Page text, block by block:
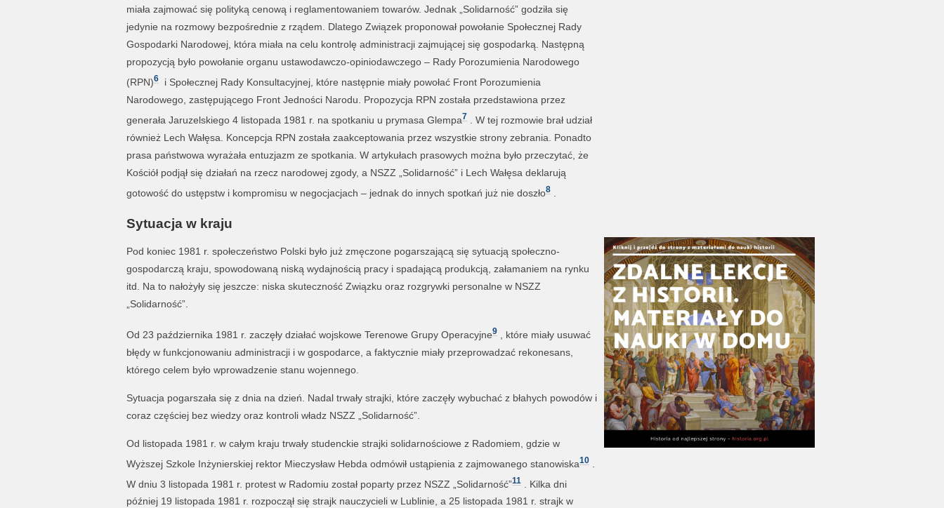
miała zajmować się polityką cenową i reglamentowaniem towarów. Jednak „Solidarność” godziła się
jedynie na rozmowy bezpośrednie z rządem. Dlatego Związek proponował powołanie Społecznej Rady
Gospodarki Narodowej, która miała na celu kontrolę administracji zajmującej się gospodarką. Następną
propozycją było powołanie organu ustawodawczo-opiniodawczego – Rady Porozumienia Narodowego
(RPN)6i Społecznej Rady Konsultacyjnej, które następnie miały powołać Front Porozumienia
Narodowego, zastępującego Front Jedności Narodu. Propozycja RPN została przedstawiona przez
generała Jaruzelskiego 4 listopada 1981 r. na spotkaniu u prymasa Glempa7. W tej rozmowie brał udział
również Lech Wałęsa. Koncepcja RPN została zaakceptowania przez wszystkie strony zebrania. Ponadto
prasa państwowa wyrażała entuzjazm ze spotkania. W artykułach prasowych można było przeczytać, że
Kościół podjął się działań na rzecz narodowej zgody, a NSZZ „Solidarność” i Lech Wałęsa deklarują
gotowość do ustępstw i kompromisu w negocjacjach – jednak do innych spotkań już nie doszło8.
Sytuacja w kraju
Pod koniec 1981 r. społeczeństwo Polski było już zmęczone pogarszającą się sytuacją społeczno-
gospodarczą kraju, spowodowaną niską wydajnością pracy i spadającą produkcją, załamaniem na rynku
itd. Na to nałożyły się jeszcze: niska skuteczność Związku oraz rozgrywki personalne w NSZZ
„Solidarność”.
Od 23 października 1981 r. zaczęły działać wojskowe Terenowe Grupy Operacyjne9, które miały usuwać
błędy w funkcjonowaniu administracji i w gospodarce, a faktycznie miały przeprowadzać rekonesans,
którego celem było wprowadzenie stanu wojennego.
Sytuacja pogarszała się z dnia na dzień. Nadal trwały strajki, które zaczęły wybuchać z błahych powodów i
coraz częściej bez wiedzy oraz kontroli władz NSZZ „Solidarność”.
Od listopada 1981 r. w całym kraju trwały studenckie strajki solidarnościowe z Radomiem, gdzie w
Wyższej Szkole Inżynierskiej rektor Mieczysław Hebda odmówił ustąpienia z zajmowanego stanowiska10.
W dniu 3 listopada 1981 r. protest w Radomiu został poparty przez NSZZ „Solidarność”11. Kilka dni
później 19 listopada 1981 r. rozpoczął się strajk nauczycieli w Lublinie, a 25 listopada 1981 r. strajk w